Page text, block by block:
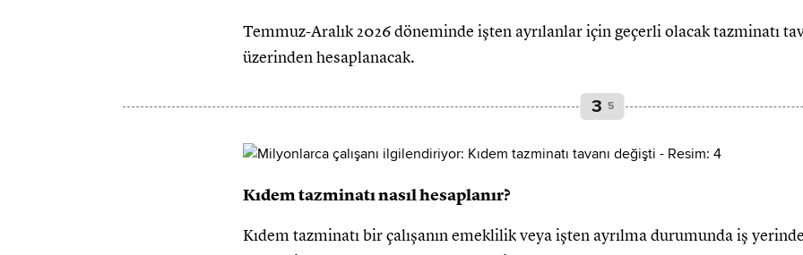
Temmuz-Aralık 2026 döneminde işten ayrılanlar için geçerli olacak tazminatı
üzerinden hesaplanacak.
3 5
Kıdem tazminatı nasıl hesaplanır?
Kıdem tazminatı bir çalışanın emeklilik veya işten ayrılma durumunda iş